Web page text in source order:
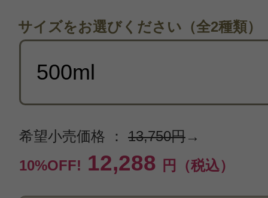
サイズをお選びください（全2種類）
希望小売価格 ： 13,750円→
10%OFF! 12,288 円（税込）